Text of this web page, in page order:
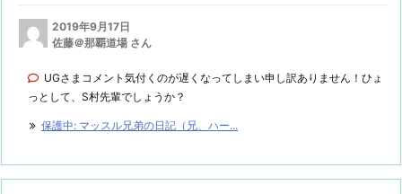
2019年9月17日
佐藤＠那覇道場 さん
UGさまコメント気付くのが遅くなってしまい申し訳ありません！ひょ
っとして、S村先輩でしょうか？
保護中: マッスル兄弟の日記（兄、ハー...